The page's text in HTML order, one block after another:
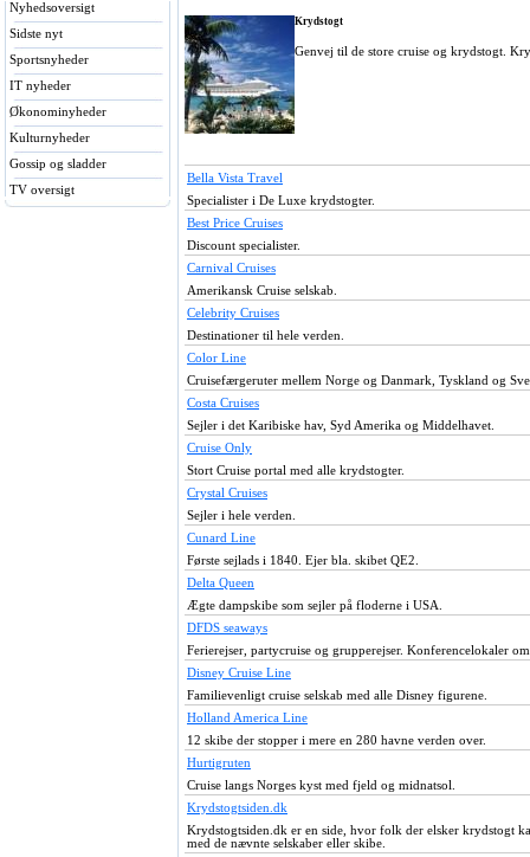
Nyhedsoversigt
Sidste nyt
Sportsnyheder
IT nyheder
Økonominyheder
Kulturnyheder
Gossip og sladder
TV oversigt
Krydstogt
Genvej til de store cruise og krydstogt.
Bella Vista Travel
Specialister i De Luxe krydstogter.
Best Price Cruises
Discount specialister.
Carnival Cruises
Amerikansk Cruise selskab.
Celebrity Cruises
Destinationer til hele verden.
Color Line
Cruisefærgeruter mellem Norge og Danmark, Tyskland og
Costa Cruises
Sejler i det Karibiske hav, Syd Amerika og Middelhavet.
Cruise Only
Stort Cruise portal med alle krydstogter.
Crystal Cruises
Sejler i hele verden.
Cunard Line
Første sejlads i 1840. Ejer bla. skibet QE2.
Delta Queen
Ægte dampskibe som sejler på floderne i USA.
DFDS seaways
Ferierejser, partycruise og grupperejser. Konferencelokaler
Disney Cruise Line
Familievenligt cruise selskab med alle Disney figurene.
Holland America Line
12 skibe der stopper i mere en 280 havne verden over.
Hurtigruten
Cruise langs Norges kyst med fjeld og midnatsol.
Krydstogtsiden.dk
Krydstogtsiden.dk er en side, hvor folk der elsker krydstogt
med de nævnte selskaber eller skibe.